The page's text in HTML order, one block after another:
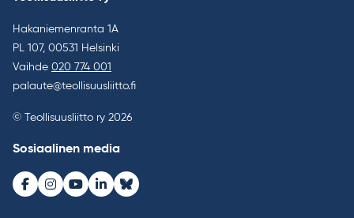
Hakaniemenranta 1A
PL 107, 00531 Helsinki
Vaihde 020 774 001
palaute@teollisuusliitto.fi
© Teollisuusliitto ry 2026
Sosiaalinen media
Facebook
Instagram
Youtube
LinkedInBluesky